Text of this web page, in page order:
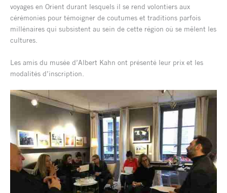
voyages en Orient durant lesquels il se rend volontiers aux
cérémonies pour témoigner de coutumes et traditions parfois
millénaires qui subsistent au sein de cette région où se mêlent les
cultures.
Les amis du musée d’Albert Kahn ont présenté leur prix et les
modalités d’inscription.